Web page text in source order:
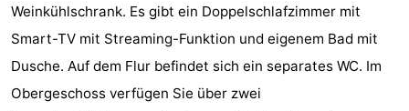
Resort
Nieuwvliet-
Bad
Waterdunen
-
Zonneweelde
-
Zwinhoeve
Hotels
Weinkühlschrank. Es gibt ein Doppelschlafzimmer mit
Smart-TV mit Streaming-Funktion und eigenem Bad mit
Dusche. Auf dem Flur befindet sich ein separates WC. Im
Obergeschoss verfügen Sie über zwei